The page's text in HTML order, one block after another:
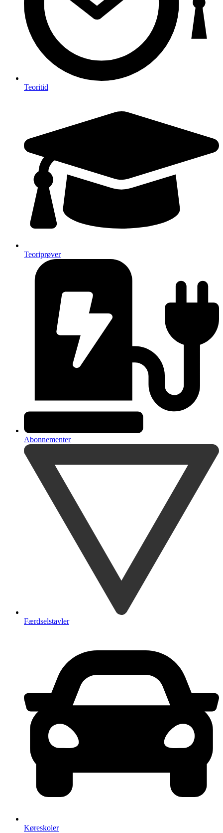
Teoritid
Teoriprøver
Abonnementer
Færdselstavler
Køreskoler